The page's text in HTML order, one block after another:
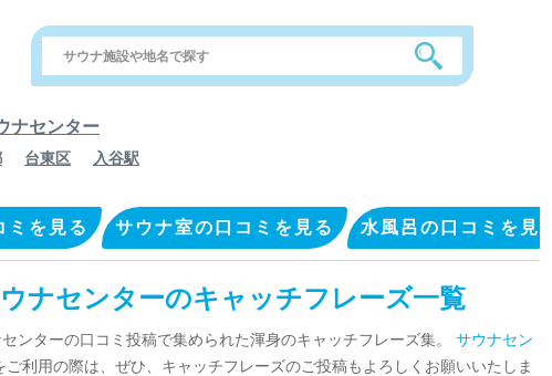
ナセンター
台東区 入谷駅
ミを見る サウナ室の口コミを見る 水風呂の口コミを見る
ナセンターのキャッチフレーズ一覧
ンターの口コミ投稿で集められた渾身のキャッチフレーズ集。 サウナセン
ご利用の際は、ぜひ、キャッチフレーズのご投稿もよろしくお願いいたしま